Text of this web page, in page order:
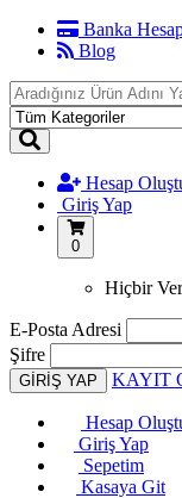
Banka
Blog
Hesap
Giriş Yap
0
Hiçbir
E-Posta Adresi
Şifre
KAYIT
Hesap
Giriş Yap
Sepetim
Kasaya Git